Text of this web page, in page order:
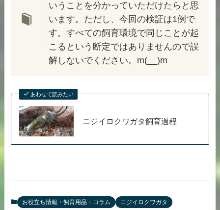
いうことを分かっていただけたらと思
います。ただし、今回の検証は1例で
す。すべての飼育環境で同じことが起
こるという断定ではありませんので誤
解しないでください。m(__)m
あわせて読みたい
ニジイロクワガタ飼育過程
お役立ち情報・飼育用品・コラム
ニジイロクワガタ